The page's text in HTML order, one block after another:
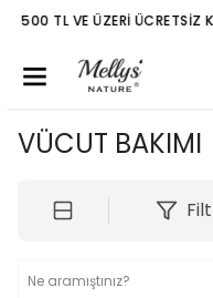
500 TL VE
VÜCUT BAKIMI